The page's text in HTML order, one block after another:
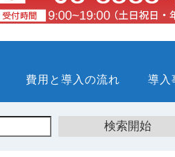
費用と導入の流れ 導入